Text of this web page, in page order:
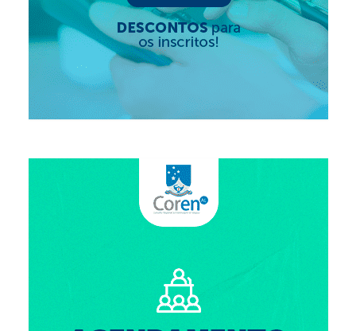
Notícias
Ouvidoria
Contatos